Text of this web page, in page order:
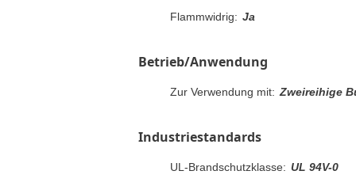
Flammwidrig: Ja
Betrieb/Anwendung
Zur Verwendung mit: Zweireihige
Industriestandards
UL-Brandschutzklasse: UL 94V-0